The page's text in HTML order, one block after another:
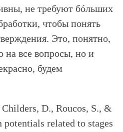
не требуют бóльших
чтобы понять
Это, понятно,
на все вопросы, но и
будем
D., Roucos, S., &
related to stages